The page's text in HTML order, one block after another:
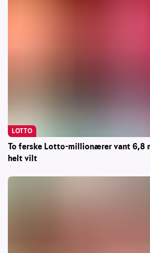
To ferske Lotto-millionærer vant 6,8
helt vilt
LOTTO